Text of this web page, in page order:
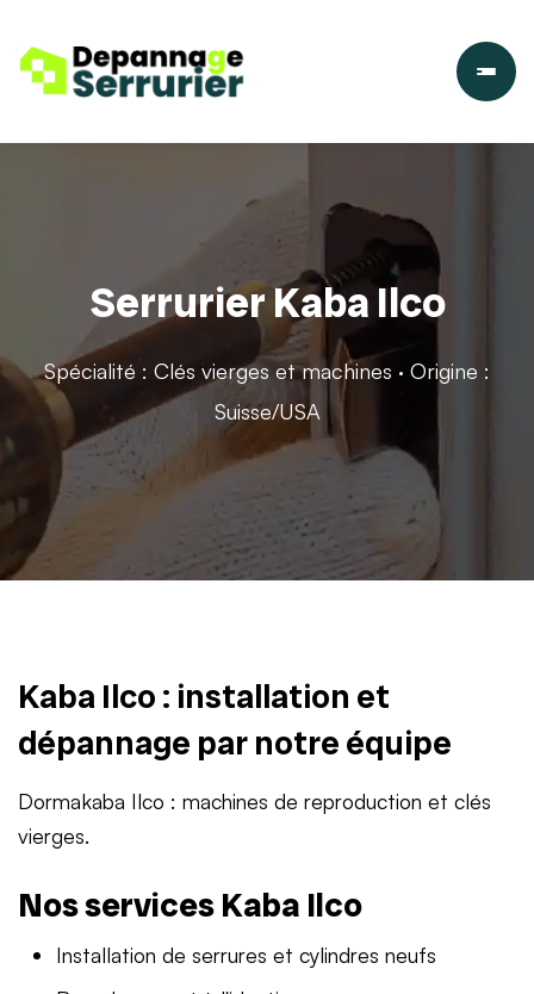
Serrurier Kaba Ilco
Spécialité : Clés vierges et machines · Origine :
Suisse/USA
Kaba Ilco : installation et
dépannage par notre équipe
Dormakaba Ilco : machines de reproduction et clés
vierges.
Nos services Kaba Ilco
Installation de serrures et cylindres neufs